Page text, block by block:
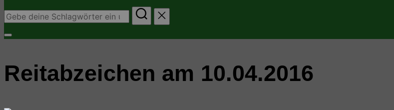
Suchen
Seitenleiste
Navigation
umschalten
Reitabzeichen am 10.04.2016